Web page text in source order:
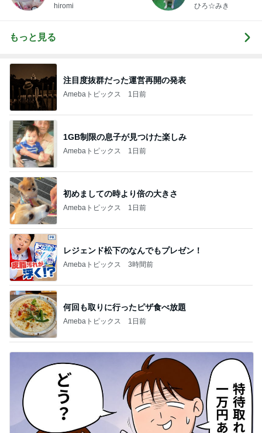
hiromi ひろ☆みき
もっと見る
注目度抜群だった運営再開の発表
Amebaトピックス 1日前
1GB制限の息子が見つけた楽しみ
Amebaトピックス 1日前
初めましての時より倍の大きさ
Amebaトピックス 1日前
レジェンド松下のなんでもプレゼン！
Amebaトピックス 3時間前
何回も取りに行ったピザ食べ放題
Amebaトピックス 1日前